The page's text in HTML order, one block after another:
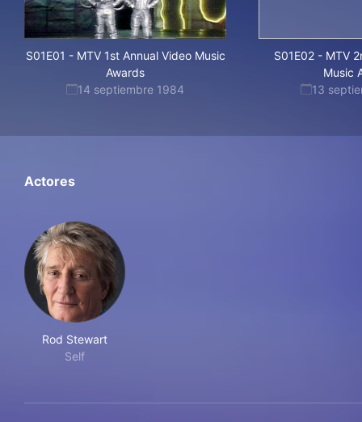
S01E01 - MTV 1st Annual Video Music
Awards
14 septiembre 1984
S01E02 - MTV
Music
13
Actores
Rod Stewart
Self